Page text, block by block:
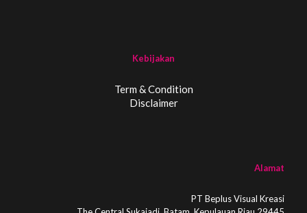
Kebijakan
Term & Condition
Disclaimer
Alamat
PT Beplus Visual Kreasi